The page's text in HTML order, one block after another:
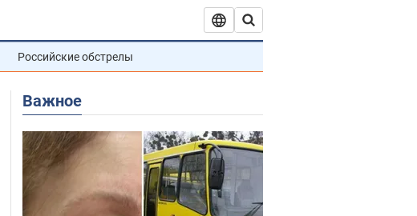
Российские обстрелы
Важное